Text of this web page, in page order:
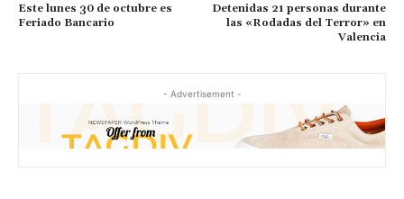
Este lunes 30 de octubre es
Feriado Bancario
Detenidas 21 personas durante
las «Rodadas del Terror» en
Valencia
- Advertisement -